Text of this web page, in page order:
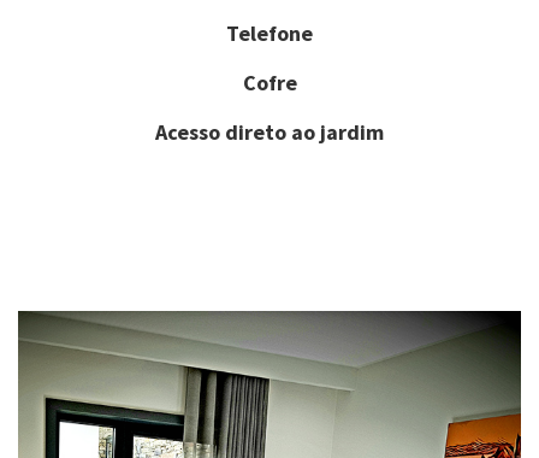
Telefone
Cofre
Acesso direto ao jardim